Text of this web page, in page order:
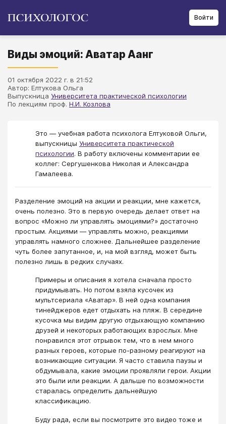
Войти
Виды эмоций: Аватар Аанг
01 октября 2022 г. в 21:52
Автор: Елтукова Ольга
Выпускница Университета практической психологии
По лекциям проф. Н.И. Козлова
Это — учебная работа психолога Елтуковой Ольги,
выпускницы Университета практической
психологии. В работу включены комментарии ее
коллег: Сергушенкова Николая и Александра
Гамалеева.
Разделение эмоций на акции и реакции, мне кажется,
очень полезно. Это в первую очередь делает ответ на
вопрос «Можно ли управлять эмоциями?» достаточно
простым. Акциями — управлять можно, реакциями
управлять намного сложнее. Дальнейшее разделение
чуть более запутанное, и, на мой взгляд, может быть
полезно лишь в редких случаях.
Примеры и описания я хотела сначала просто
придумывать. Но потом взяла кусочек из
мультсериала «Аватар». В ней одна компания
тинейджеров едет отдыхать на пляж. В середине
кусочка мы видим другую отдыхающую компанию
друзей и некоторых работающих взрослых. Мне
понравился этот отрывок тем, что в нем много
разных героев, которые по-разному реагируют на
возникающие ситуации. Я часто ставила паузы и
обдумывала, какие эмоции проявляли герои. Акции
это были или реакции. А дальше по возможности
старалась определить дальнейшую
классификацию.
Буду рада, если вы посмотрите это видео тоже и